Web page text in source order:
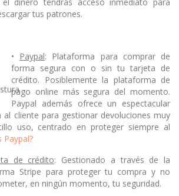
tus patrones.
• Paypal: Plataforma para comprar de
forma segura con o sin tu tarjeta de
crédito. Posiblemente la plataforma de
pago online más segura del momento.
Paypal además ofrece un espectacular
al cliente para gestionar devoluciones muy
uso, centrado en proteger siempre al
Paypal?
de crédito: Gestionado a través de la
Stripe para proteger tu compra y no
en ningún momento, tu seguridad.